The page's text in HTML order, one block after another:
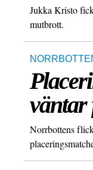
Jukka Kristo
mutbrott.
väntar
Norrbottens